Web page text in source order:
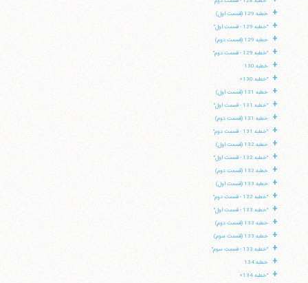
+ خطبه 129 (قسمت اول)
+ "خطبه 129 - قسمت اول"
+ خطبه 129 (قسمت دوم)
+ "خطبه 129 - قسمت دوم"
+ خطبه 130
+ "خطبه 130»
+ خطبه 131 (قسمت اول)
+ "خطبه 131 - قسمت اول"
+ خطبه 131 (قسمت دوم)
+ "خطبه 131 - قسمت دوم"
+ خطبه 132 (قسمت اول)
+ "خطبه 132 - قسمت اول"
+ خطبه 132 (قسمت دوم)
+ خطبه 133 (قسمت اول)
+ "خطبه 132 - قسمت دوم"
+ "خطبه 133 - قسمت اول"
+ خطبه 133 (قسمت دوم)
+ خطبه 133 (قسمت سوم)
+ "خطبه 133 - قسمت سوم"
+ خطبه 134
+ "خطبه 134»